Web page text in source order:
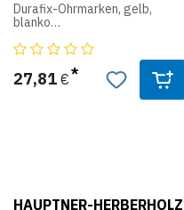
Durafix-Ohrmarken, gelb,
blanko
- zur vorübergehenden
ohne Zange schnell und sicher
mit der Hand im Tierohr zu
27,81 €
HAUPTNER-HERBERHOLZ